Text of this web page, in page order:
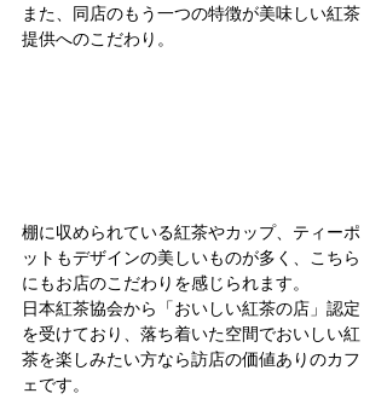
また、同店のもう一つの特徴が美味しい紅茶
提供へのこだわり。
棚に収められている紅茶やカップ、ティーポ
ットもデザインの美しいものが多く、こちら
にもお店のこだわりを感じられます。
日本紅茶協会から「おいしい紅茶の店」認定
を受けており、落ち着いた空間でおいしい紅
茶を楽しみたい方なら訪店の価値ありのカフ
ェです。